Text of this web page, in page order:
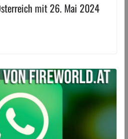
mit 26. Mai 2024